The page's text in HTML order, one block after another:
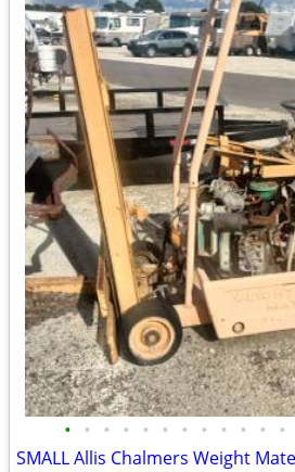
• • • • • • • • • • • •
SMALL Allis Chalmers Weight